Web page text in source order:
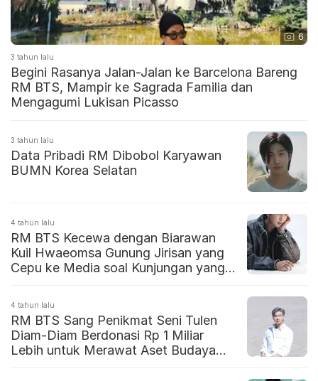
6
3 tahun lalu
Begini Rasanya Jalan-Jalan ke Barcelona Bareng
RM BTS, Mampir ke Sagrada Familia dan
Mengagumi Lukisan Picasso
3 tahun lalu
Data Pribadi RM Dibobol Karyawan
BUMN Korea Selatan
4 tahun lalu
RM BTS Kecewa dengan Biarawan
Kuil Hwaeomsa Gunung Jirisan yang
Cepu ke Media soal Kunjungan yang
4 tahun lalu
RM BTS Sang Penikmat Seni Tulen
Diam-Diam Berdonasi Rp 1 Miliar
Lebih untuk Merawat Aset Budaya